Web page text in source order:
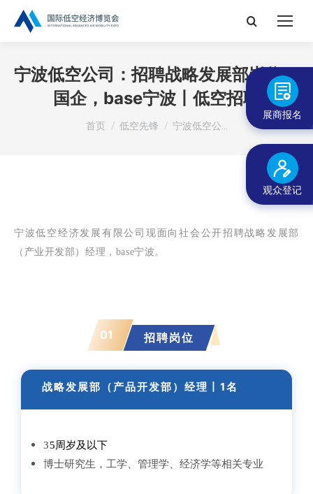
搜
宁波低空公司：招聘战略发展部岗位，
国企，base宁波丨低空招聘
您在这里：
首页 低空先锋 宁波低空公…
宁波低空经济发展有限公司 现面向社会公开招 聘战略发展部
（产业开发部）经理 ，base宁波。
01 招聘岗位
战略发展部（产品开发部）经理丨1名
35周岁及以下
博士研究生，工学、管理学、经济学等相关专业
展商报名
观众登记